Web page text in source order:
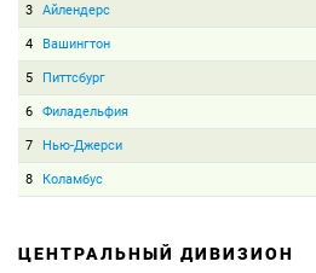
3 Айлендерс
4 Вашингтон
5 Питтсбург
6 Филадельфия
7 Нью-Джерси
8 Коламбус
ЦЕНТРАЛЬНЫЙ ДИВИЗИОН